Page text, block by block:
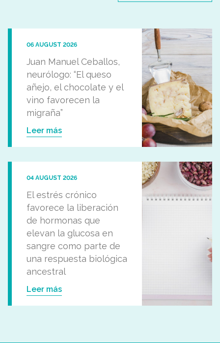
06 AUGUST 2026
Juan Manuel Ceballos,
neurólogo: “El queso
añejo, el chocolate y el
vino favorecen la
migraña”
Leer más
04 AUGUST 2026
El estrés crónico
favorece la liberación
de hormonas que
elevan la glucosa en
sangre como parte de
una respuesta biológica
ancestral
Leer más